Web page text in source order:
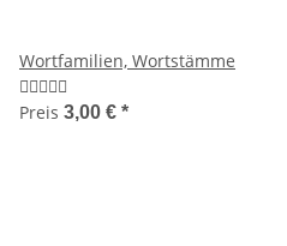
Wortfamilien, Wortstämme
Preis 3,00 € *